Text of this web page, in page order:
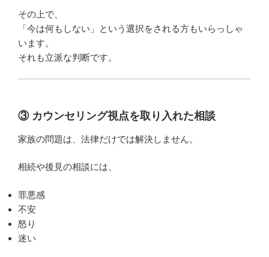
その上で、
「今は何もしない」という選択をされる方もいらっしゃ
います。
それも立派な判断です。
③ カウンセリング視点を取り入れた相談
家族の問題は、法律だけでは解決しません。
相続や後見の相談には、
罪悪感
不安
怒り
迷い